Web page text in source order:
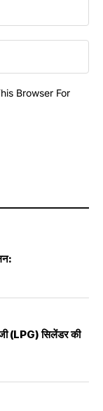
Browser For
(LPG) सिलेंडर की